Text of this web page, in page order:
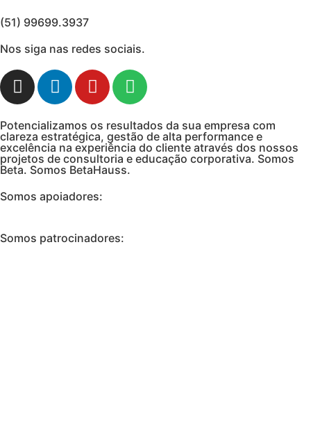
(51) 99699.3937
Nos siga nas redes sociais.
Potencializamos os resultados da sua empresa com
clareza estratégica, gestão de alta performance e
excelência na experiência do cliente através dos nossos
projetos de consultoria e educação corporativa. Somos
Beta. Somos BetaHauss.
Somos apoiadores:
Somos patrocinadores: